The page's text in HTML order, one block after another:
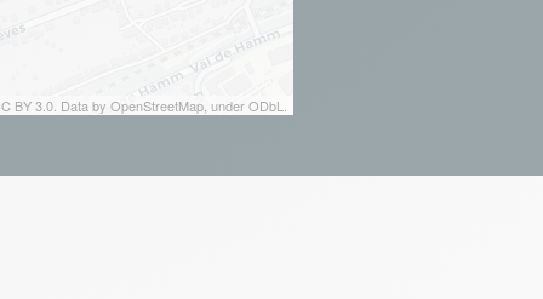
BY 3.0. Data by OpenStreetMap, under ODbL.